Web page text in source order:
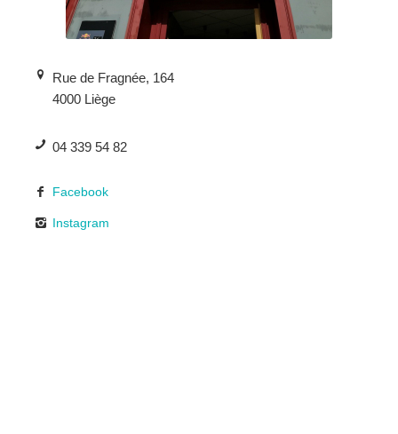
Rue de Fragnée, 164
4000 Liège
04 339 54 82
Facebook
Instagram